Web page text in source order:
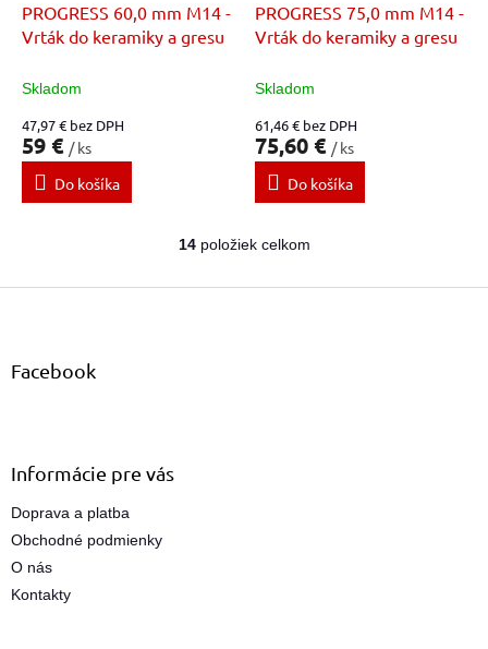
PROGRESS 60,0 mm M14 -
Vrták do keramiky a gresu
Skladom
47,97 € bez DPH
59 € / ks
Do košíka
PROGRESS 75,0 mm M14 -
Vrták do keramiky a gresu
Skladom
61,46 € bez DPH
75,60 € / ks
Do košíka
O
l
14položiek celkom
Z
Facebook
Informácie pre vás
Doprava a platba
Obchodné podmienky
O nás
Kontakty